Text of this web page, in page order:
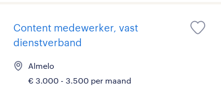
Content medewerker, vast
dienstverband
Almelo
€ 3.000 - 3.500 per maand